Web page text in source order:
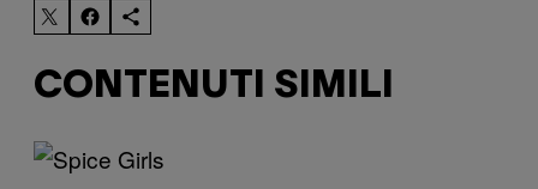
CONTENUTI SIMILI